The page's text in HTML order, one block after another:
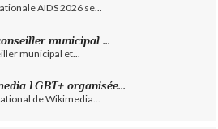
AIDS 2026 se...
municipal ...
municipal et...
LGBT+ organisée...
de Wikimedia...